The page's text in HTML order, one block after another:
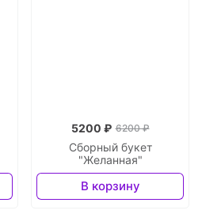
Сборный букет
"Желанная"
5200 ₽ 6200 ₽
В корзину